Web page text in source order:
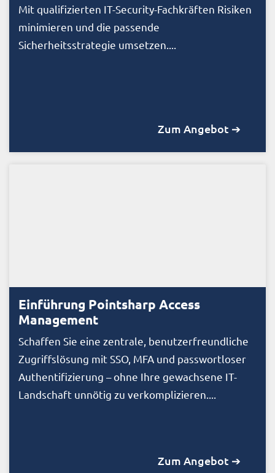
Mit qualifizierten IT-Security-Fachkräften Risiken
minimieren und die passende
Sicherheitsstrategie umsetzen....
Zum Angebot ➔
Einführung Pointsharp Access
Management
Schaffen Sie eine zentrale, benutzerfreundliche
Zugriffslösung mit SSO, MFA und passwortloser
Authentifizierung – ohne Ihre gewachsene IT-
Landschaft unnötig zu verkomplizieren....
Zum Angebot ➔